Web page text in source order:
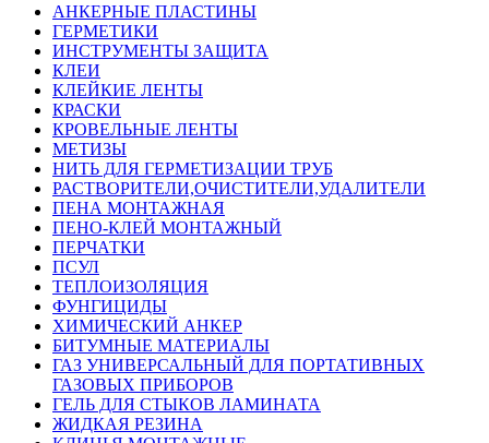
АНКЕРНЫЕ ПЛАСТИНЫ
ГЕРМЕТИКИ
ИНСТРУМЕНТЫ ЗАЩИТА
КЛЕИ
КЛЕЙКИЕ ЛЕНТЫ
КРАСКИ
КРОВЕЛЬНЫЕ ЛЕНТЫ
МЕТИЗЫ
НИТЬ ДЛЯ ГЕРМЕТИЗАЦИИ ТРУБ
РАСТВОРИТЕЛИ,ОЧИСТИТЕЛИ,УДАЛИТЕЛИ
ПЕНА МОНТАЖНАЯ
ПЕНО-КЛЕЙ МОНТАЖНЫЙ
ПЕРЧАТКИ
ПСУЛ
ТЕПЛОИЗОЛЯЦИЯ
ФУНГИЦИДЫ
ХИМИЧЕСКИЙ АНКЕР
БИТУМНЫЕ МАТЕРИАЛЫ
ГАЗ УНИВЕРСАЛЬНЫЙ ДЛЯ ПОРТАТИВНЫХ
ГАЗОВЫХ ПРИБОРОВ
ГЕЛЬ ДЛЯ СТЫКОВ ЛАМИНАТА
ЖИДКАЯ РЕЗИНА